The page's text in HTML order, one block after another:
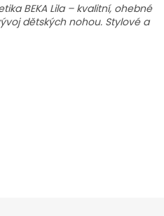
BEKA Lila – kvalitní, ohebné
dětských nohou. Stylové a